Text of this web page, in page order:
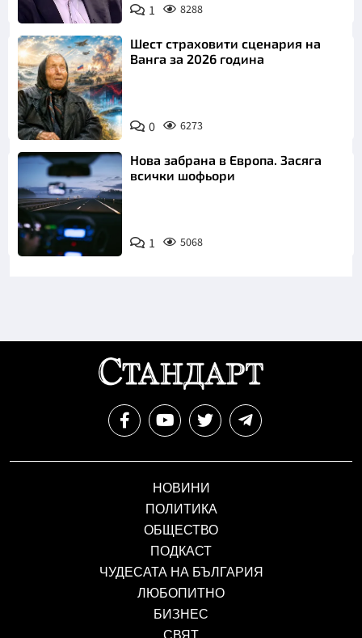
Снимка: бТВ 1 8288
Шест страховити сценария на
Ванга за 2026 година
0 6273
Нова забрана в Европа. Засяга
всички шофьори
1 5068
НОВИНИ
ПОЛИТИКА
ОБЩЕСТВО
ПОДКАСТ
ЧУДЕСАТА НА БЪЛГАРИЯ
ЛЮБОПИТНО
БИЗНЕС